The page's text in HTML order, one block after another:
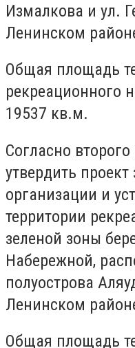
Измалкова и ул.
Ленинском
Общая площадь
рекреационного
19537 кв.м.
Согласно
утвердить
организации и
территории
зеленой зоны
Набережной,
полуострова
Ленинском
Общая площадь